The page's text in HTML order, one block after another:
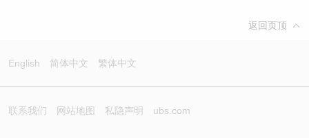
返回页顶
English 简体中文 繁体中文
联系我们 网站地图 私隐声明 ubs.com